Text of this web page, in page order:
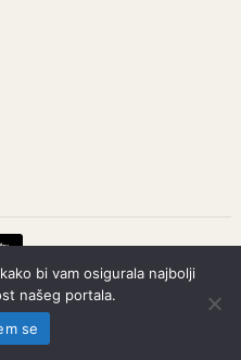
© 2026.
kopiranje strogo zabranjeno.
bi vam osigurala najbolji
našeg portala.
se